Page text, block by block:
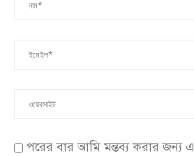
পরের বার আমি মন্তব্য করার জন্য